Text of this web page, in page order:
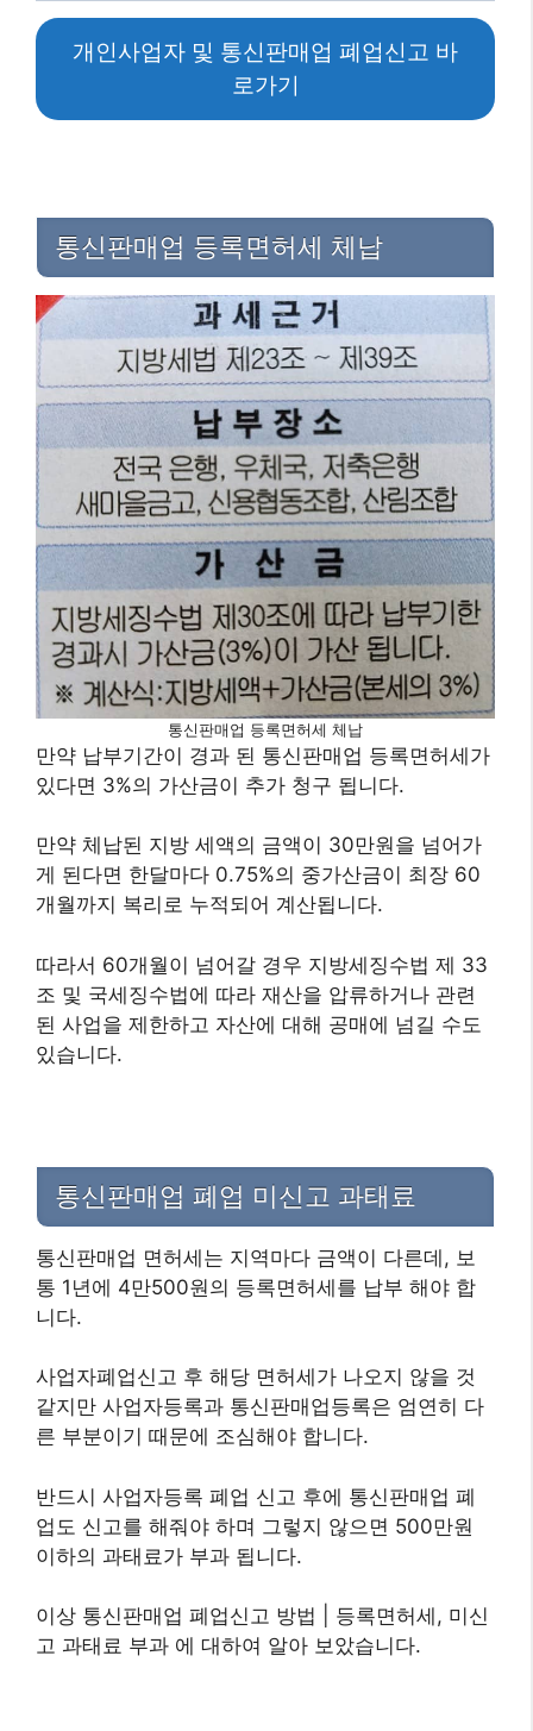
개인사업자 및 통신판매업 폐업신고 바
로가기
통신판매업 등록면허세 체납
통신판매업 등록면허세 체납
만약 납부기간이 경과 된 통신판매업 등록면허세가
있다면 3%의 가산금이 추가 청구 됩니다.
만약 체납된 지방 세액의 금액이 30만원을 넘어가
게 된다면 한달마다 0.75%의 중가산금이 최장 60
개월까지 복리로 누적되어 계산됩니다.
따라서 60개월이 넘어갈 경우 지방세징수법 제 33
조 및 국세징수법에 따라 재산을 압류하거나 관련
된 사업을 제한하고 자산에 대해 공매에 넘길 수도
있습니다.
통신판매업 폐업 미신고 과태료
통신판매업 면허세는 지역마다 금액이 다른데, 보
통 1년에 4만500원의 등록면허세를 납부 해야 합
니다.
사업자폐업신고 후 해당 면허세가 나오지 않을 것
같지만 사업자등록과 통신판매업등록은 엄연히 다
른 부분이기 때문에 조심해야 합니다.
반드시 사업자등록 폐업 신고 후에 통신판매업 폐
업도 신고를 해줘야 하며 그렇지 않으면 500만원
이하의 과태료가 부과 됩니다.
이상 통신판매업 폐업신고 방법 | 등록면허세, 미신
고 과태료 부과 에 대하여 알아 보았습니다.